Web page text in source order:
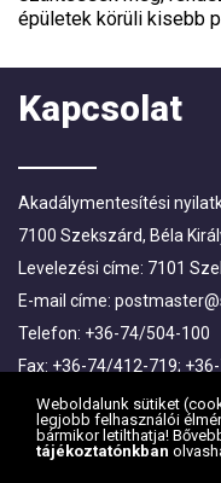
Weboldalunk sütiket
legjobb felhasználói
bármikor letilthatja!
tájékoztatónkban
épületek körüli kisebb
Kapcsolat
Akadálymentesítési
7100 Szekszárd, Béla
Levelezési címe: 7101
E-mail címe:
Telefon: +36-74/504-100
Fax: +36-74/412-719;